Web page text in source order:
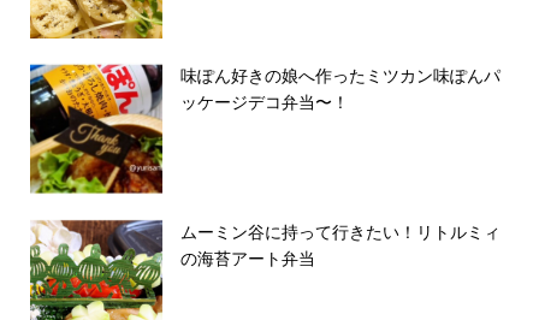
味ぽん好きの娘へ作ったミツカン味ぽんパ
ッケージデコ弁当〜！
ムーミン谷に持って行きたい！リトルミィ
の海苔アート弁当